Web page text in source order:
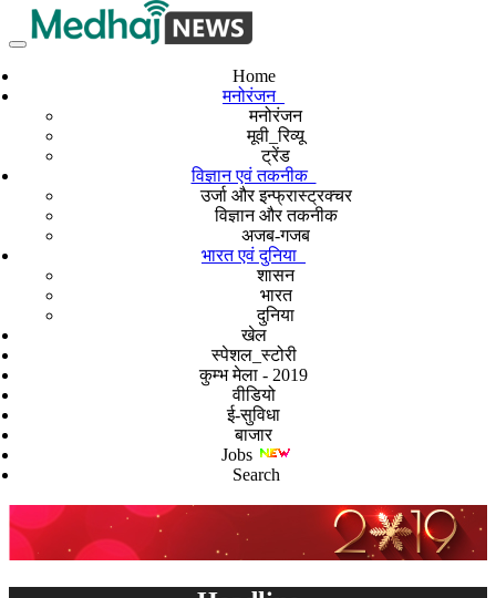
Home
मनोरंजन
मनोरंजन
मूवी_रिव्यू
ट्रेंड
विज्ञान एवं तकनीक
उर्जा और इन्फ्रास्ट्रक्चर
विज्ञान और तकनीक
अजब-गजब
भारत एवं दुनिया
शासन
भारत
दुनिया
खेल
स्पेशल_स्टोरी
कुम्भ मेला - 2019
वीडियो
ई-सुविधा
बाजार
Jobs
Search